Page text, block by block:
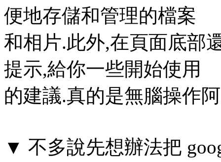
便地存儲和管理的檔案
和相片.此外,在頁面底部
提示,給你一些開始使用
的建議.真的是無腦操作
▼ 不多說先想辦法把